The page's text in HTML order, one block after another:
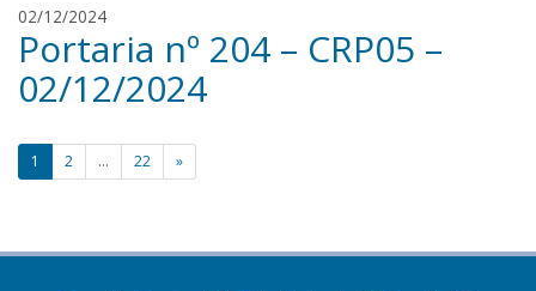
s
i
l
v
02/12/2024r
e
n
a
s
i
a
Portaria nº 204 – CRP05 –
02/12/2024
Paginação
posts
1 2 … 22 »